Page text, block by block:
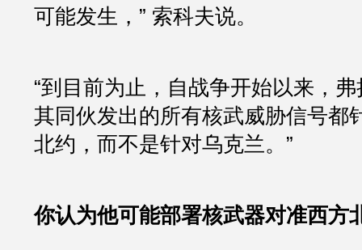
可能发生，” 索科夫说。
“到目前为止，自战争开始以来，
其同伙发出的所有核武威胁信号都
北约，而不是针对乌克兰。”
你认为他可能部署核武器对准西方